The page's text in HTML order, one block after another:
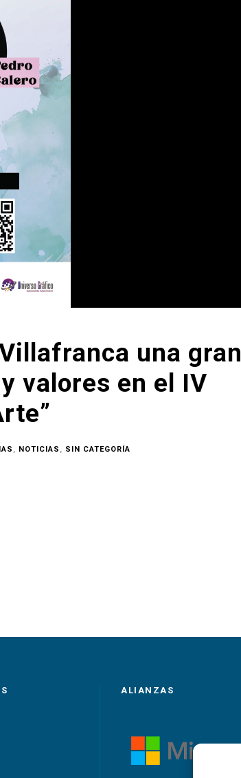
una gran
valores en el IV
, NOTICIAS , SIN CATEGORÍA
ALIANZAS